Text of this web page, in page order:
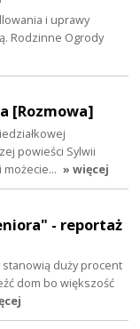
i uprawy
Rodzinne Ogrody
[Rozmowa]
powieści Sylwii
możecie… » więcej
- reportaż
duży procent
dom bo większość